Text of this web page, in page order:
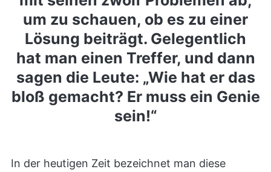
um zu schauen, ob es zu einer
Lösung beiträgt. Gelegentlich
hat man einen Treffer, und dann
sagen die Leute: „Wie hat er das
bloß gemacht? Er muss ein Genie
sein!“
In der heutigen Zeit bezeichnet man diese